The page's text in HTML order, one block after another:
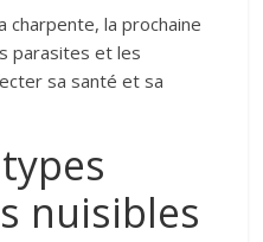
charpente, la prochaine
parasites et les
sa santé et sa
nuisibles